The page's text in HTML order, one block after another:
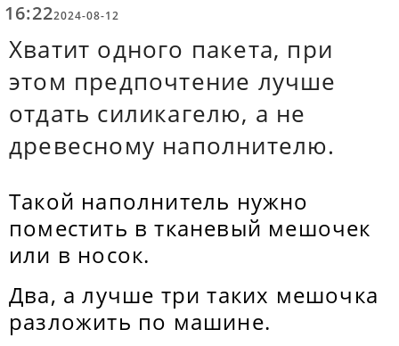
16:222024-08-12
Хватит одного пакета, при
этом предпочтение лучше
отдать силикагелю, а не
древесному наполнителю.
Такой наполнитель нужно
поместить в тканевый мешочек
или в носок.
Два, а лучше три таких мешочка
разложить по машине.